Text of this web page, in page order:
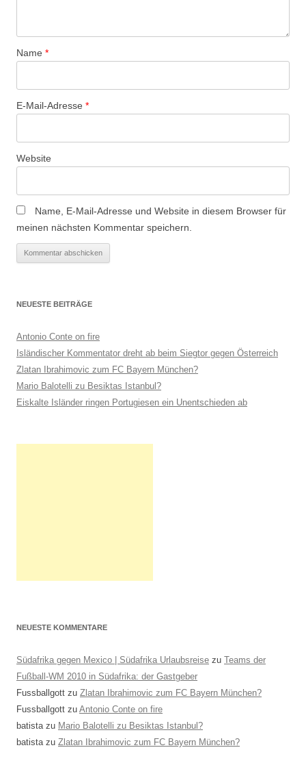
Name *
E-Mail-Adresse *
Website
Name, E-Mail-Adresse und Website in diesem Browser für
meinen nächsten Kommentar speichern.
NEUESTE BEITRÄGE
Antonio Conte on fire
Isländischer Kommentator dreht ab beim Siegtor gegen Österreich
Zlatan Ibrahimovic zum FC Bayern München?
Mario Balotelli zu Besiktas Istanbul?
Eiskalte Isländer ringen Portugiesen ein Unentschieden ab
NEUESTE KOMMENTARE
Südafrika gegen Mexico | Südafrika Urlaubsreise zu Teams der
Fußball-WM 2010 in Südafrika: der Gastgeber
Fussballgott zu Zlatan Ibrahimovic zum FC Bayern München?
Fussballgott zu Antonio Conte on fire
batistazu Mario Balotelli zu Besiktas Istanbul?
batistazu Zlatan Ibrahimovic zum FC Bayern München?